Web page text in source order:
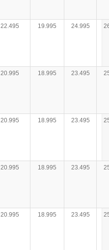
22.495 19.995 24.995
20.995 18.995 23.495
20.995 18.995 23.495
20.995 18.995 23.495
20.995 18.995 23.495